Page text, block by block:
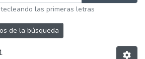
las primeras letras
de la búsqueda